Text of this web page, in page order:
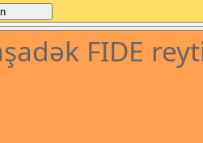
FIDE